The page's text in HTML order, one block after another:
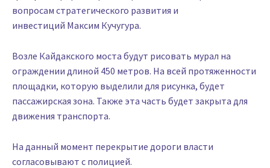
вопросам стратегического развития и
инвестиций Максим Кучугура.
Возле Кайдакского моста будут рисовать мурал на
ограждении длиной 450 метров. На всей протяженности
площадки, которую выделили для рисунка, будет
пассажирская зона. Также эта часть будет закрыта для
движения транспорта.
На данный момент перекрытие дороги власти
согласовывают с полицией.